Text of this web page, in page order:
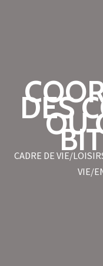
DES
OU
CADRE DE VIE/
VIE/